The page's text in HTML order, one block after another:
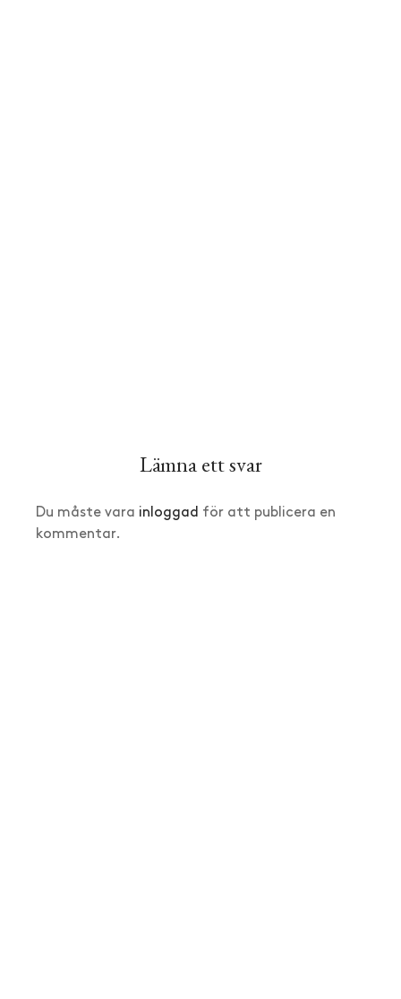
Lämna ett svar
Du måste vara inloggad för att publicera en
kommentar.